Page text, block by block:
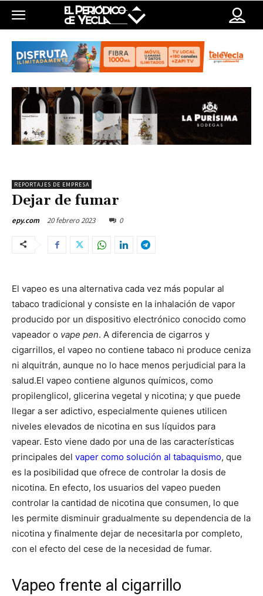
REPORTAJES DE EMPRESA
Dejar de fumar
epy.com 20 febrero 2023 0
El vapeo es una alternativa cada vez más popular al
tabaco tradicional y consiste en la inhalación de vapor
producido por un dispositivo electrónico conocido como
vapeador o vape pen. A diferencia de cigarros y
cigarrillos, el vapeo no contiene tabaco ni produce ceniza
ni alquitrán, aunque no lo hace menos perjudicial para la
salud.El vapeo contiene algunos químicos, como
propilenglicol, glicerina vegetal y nicotina; y que puede
llegar a ser adictivo, especialmente quienes utilicen
niveles elevados de nicotina en sus líquidos para
vapear. Esto viene dado por una de las características
principales del vaper como solución al tabaquismo, que
es la posibilidad que ofrece de controlar la dosis de
nicotina. En efecto, los usuarios del vapeo pueden
controlar la cantidad de nicotina que consumen, lo que
les permite disminuir gradualmente su dependencia de la
nicotina y finalmente dejar de necesitarla por completo,
con el efecto del cese de la necesidad de fumar.
Vapeo frente al cigarrillo